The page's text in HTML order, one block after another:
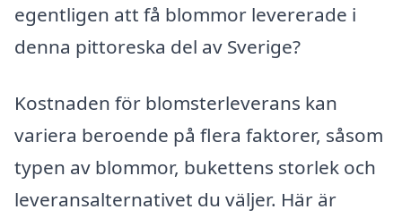
egentligen att få blommor levererade i
denna pittoreska del av Sverige?
Kostnaden för blomsterleverans kan
variera beroende på flera faktorer, såsom
typen av blommor, bukettens storlek och
leveransalternativet du väljer. Här är